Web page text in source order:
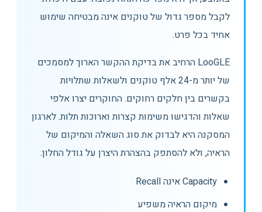
לקבל מספר גדול של טוקנים אינה מבטיחה שימוש
אחיד בכל פרט.
LooGLE הרחיב את בדיקת ההקשר הארוך למסמכים
של יותר מ-24 אלף טוקנים ולשאלות שתלויות
בקשרים בין חלקים רחוקים. החוקרים יצרו אלפי
שאלות והדגישו משימות קצרות וארוכות תלות. לארגון
המסקנה היא לבדוק את סוג השאלה והמיקום של
הראיה, ולא להסתפק בהצהרת היצרן על גודל החלון.
Capacity אינה Recall
מיקום הראיה משפיע